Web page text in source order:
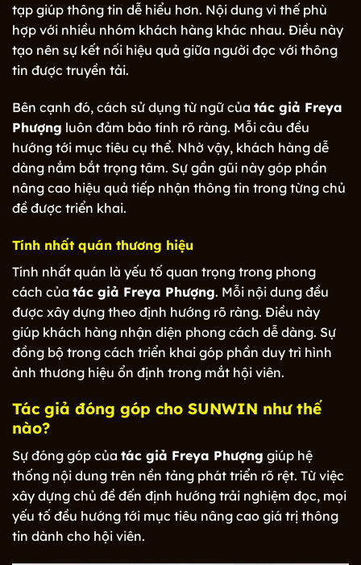
tạp giúp thông tin dễ hiểu hơn. Nội dung vì thế phù
hợp với nhiều nhóm khách hàng khác nhau. Điều này
tạo nên sự kết nối hiệu quả giữa người đọc với thông
tin được truyền tải.
Bên cạnh đó, cách sử dụng từ ngữ của tác giả Freya
Phượng luôn đảm bảo tính rõ ràng. Mỗi câu đều
hướng tới mục tiêu cụ thể. Nhờ vậy, khách hàng dễ
dàng nắm bắt trọng tâm. Sự gần gũi này góp phần
nâng cao hiệu quả tiếp nhận thông tin trong từng chủ
đề được triển khai.
Tính nhất quán thương hiệu
Tính nhất quán là yếu tố quan trọng trong phong
cách của tác giả Freya Phượng. Mỗi nội dung đều
được xây dựng theo định hướng rõ ràng. Điều này
giúp khách hàng nhận diện phong cách dễ dàng. Sự
đồng bộ trong cách triển khai góp phần duy trì hình
ảnh thương hiệu ổn định trong mắt hội viên.
Tác giả đóng góp cho SUNWIN như thế
nào?
Sự đóng góp của tác giả Freya Phượng giúp hệ
thống nội dung trên nền tảng phát triển rõ rệt. Từ việc
xây dựng chủ đề đến định hướng trải nghiệm đọc, mọi
yếu tố đều hướng tới mục tiêu nâng cao giá trị thông
tin dành cho hội viên.